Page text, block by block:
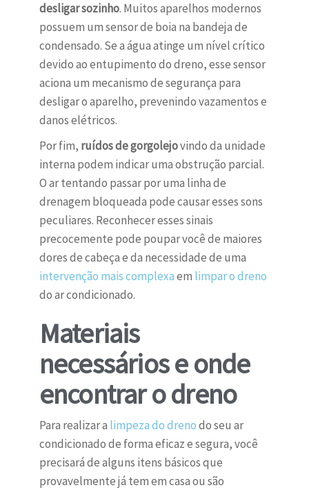
desligar sozinho. Muitos aparelhos modernos
possuem um sensor de boia na bandeja de
condensado. Se a água atinge um nível crítico
devido ao entupimento do dreno, esse sensor
aciona um mecanismo de segurança para
desligar o aparelho, prevenindo vazamentos e
danos elétricos.
Por fim, ruídos de gorgolejovindo da unidade
interna podem indicar uma obstrução parcial.
O ar tentando passar por uma linha de
drenagem bloqueada pode causar esses sons
peculiares. Reconhecer esses sinais
precocemente pode poupar você de maiores
dores de cabeça e da necessidade de uma
intervenção mais complexaem limpar o dreno
do ar condicionado.
Materiais
necessários e onde
encontrar o dreno
Para realizar a limpeza do drenodo seu ar
condicionado de forma eficaz e segura, você
precisará de alguns itens básicos que
provavelmente já tem em casa ou são